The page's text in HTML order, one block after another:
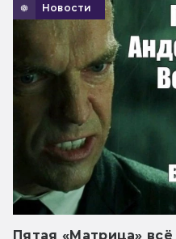
Новости
Пятая «Матрица»